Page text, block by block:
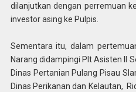
dilanjutkan dengan perremuan
investor asing ke Pulpis.
Sementara itu, dalam
Narang didampingi Plt Asisten II
Dinas Pertanian Pulang Pisau
Dinas Perikanan dan Kelautan,